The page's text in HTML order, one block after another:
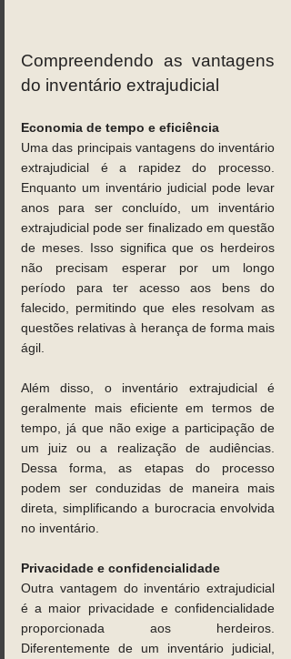
Compreendendo as vantagens
do inventário extrajudicial
Economia de tempo e eficiência
Uma das principais vantagens do inventário
extrajudicial é a rapidez do processo.
Enquanto um inventário judicial pode levar
anos para ser concluído, um inventário
extrajudicial pode ser finalizado em questão
de meses. Isso significa que os herdeiros
não precisam esperar por um longo
período para ter acesso aos bens do
falecido, permitindo que eles resolvam as
questões relativas à herança de forma mais
ágil.
Além disso, o inventário extrajudicial é
geralmente mais eficiente em termos de
tempo, já que não exige a participação de
um juiz ou a realização de audiências.
Dessa forma, as etapas do processo
podem ser conduzidas de maneira mais
direta, simplificando a burocracia envolvida
no inventário.
Privacidade e confidencialidade
Outra vantagem do inventário extrajudicial
é a maior privacidade e confidencialidade
proporcionada aos herdeiros.
Diferentemente de um inventário judicial,